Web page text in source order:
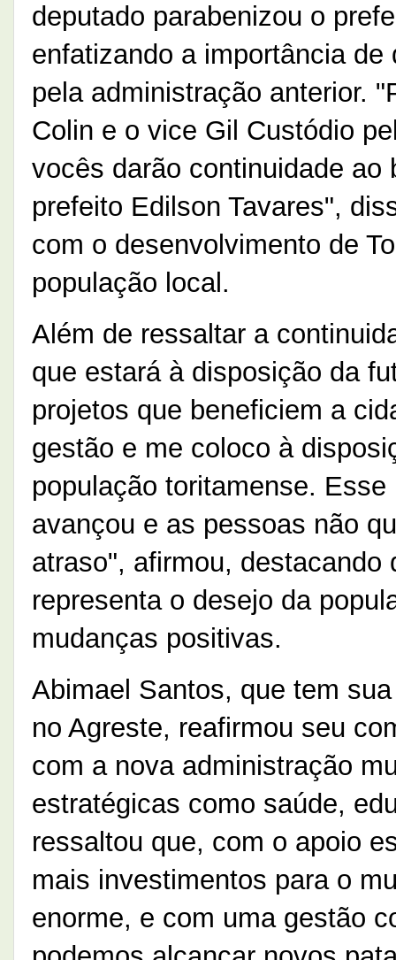
deputado parabenizou o
enfatizando a importância
pela administração anterior.
Colin e o vice Gil Custódio
vocês darão continuidade ao
prefeito Edilson Tavares",
com o desenvolvimento de
população local.
Além de ressaltar a
que estará à disposição da
projetos que beneficiem a
gestão e me coloco à
população toritamense.
avançou e as pessoas não
atraso", afirmou, destacando
representa o desejo da
mudanças positivas.
Abimael Santos, que tem
no Agreste, reafirmou seu
com a nova administração
estratégicas como saúde,
ressaltou que, com o apoio
mais investimentos para o
enorme, e com uma gestão